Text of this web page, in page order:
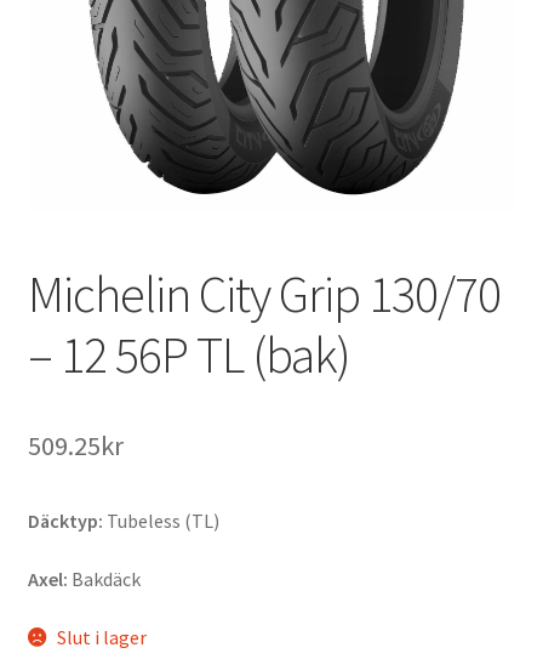
Michelin City Grip 130/70
– 12 56P TL (bak)
509.25kr
Däcktyp: Tubeless (TL)
Axel: Bakdäck
Slut i lager